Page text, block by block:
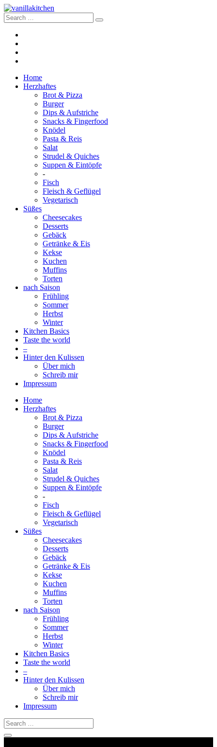
Home
Herzhaftes
Brot & Pizza
Burger
Dips & Aufstriche
Snacks & Fingerfood
Knödel
Pasta & Reis
Salat
Strudel & Quiches
Suppen & Eintöpfe
-
Fisch
Fleisch & Geflügel
Vegetarisch
Süßes
Cheesecakes
Desserts
Gebäck
Getränke & Eis
Kekse
Kuchen
Muffins
Torten
nach Saison
Frühling
Sommer
Herbst
Winter
Kitchen Basics
Taste the world
–
Hinter den Kulissen
Über mich
Schreib mir
Impressum
Home
Herzhaftes
Brot & Pizza
Burger
Dips & Aufstriche
Snacks & Fingerfood
Knödel
Pasta & Reis
Salat
Strudel & Quiches
Suppen & Eintöpfe
-
Fisch
Fleisch & Geflügel
Vegetarisch
Süßes
Cheesecakes
Desserts
Gebäck
Getränke & Eis
Kekse
Kuchen
Muffins
Torten
nach Saison
Frühling
Sommer
Herbst
Winter
Kitchen Basics
Taste the world
–
Hinter den Kulissen
Über mich
Schreib mir
Impressum